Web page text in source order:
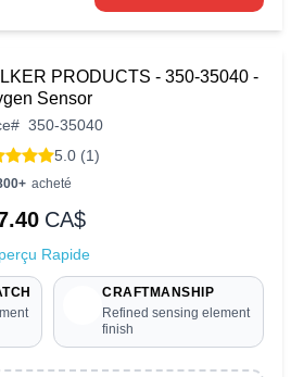
PRODUCTS - 350-35040 -
Sensor
# 350-35040
5.0 (1)
acheté
CA$
Rapide
CRAFTMANSHIP
Refined sensing element
finish